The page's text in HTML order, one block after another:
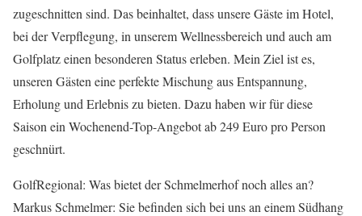
zugeschnitten sind. Das beinhaltet, dass unsere Gäste im Hotel,
bei der Verpflegung, in unserem Wellnessbereich und auch am
Golfplatz einen besonderen Status erleben. Mein Ziel ist es,
unseren Gästen eine perfekte Mischung aus Entspannung,
Erholung und Erlebnis zu bieten. Dazu haben wir für diese
Saison ein Wochenend-Top-Angebot ab 249 Euro pro Person
geschnürt.
GolfRegional: Was bietet der Schmelmerhof noch alles an?
Markus Schmelmer: Sie befinden sich bei uns an einem Südhang